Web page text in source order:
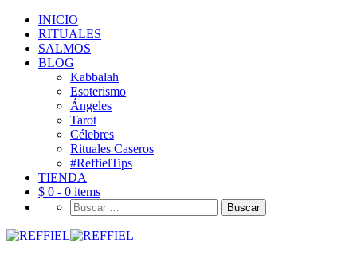
INICIO
RITUALES
SALMOS
BLOG
Kabbalah
Esoterismo
Ángeles
Tarot
Célebres
Rituales Caseros
#ReffielTips
TIENDA
$ 0 - 0 items
Buscar: